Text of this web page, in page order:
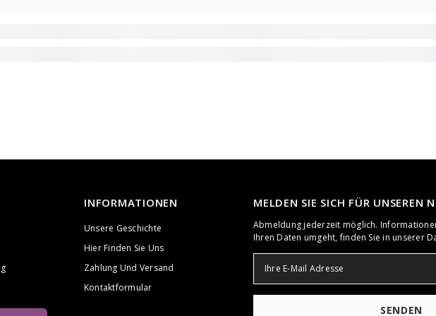
INFORMATIONEN
Unsere Geschichte
Hier Finden Sie Uns
Zahlung Und Versand
Kontaktformular
MELDEN SIE SICH FÜR UNSEREN
Abmeldung jederzeit möglich.
Ihren Daten umgeht, finden Sie in unserer
SENDEN